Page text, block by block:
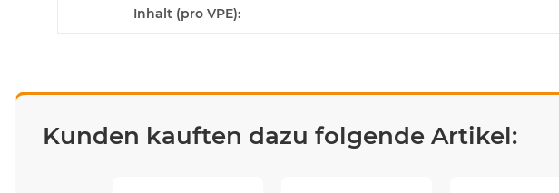
Inhalt (pro VPE):
Kunden kauften dazu folgende Artikel: